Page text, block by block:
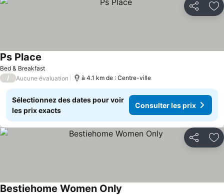
Partager
Bed & Breakfast
Ps Place
/ Aucune évaluation à 4.1 km de : Centre-ville
Sélectionnez des dates pour voir
les prix exacts
Consulter les prix
Partager
Bestiehome Women Only